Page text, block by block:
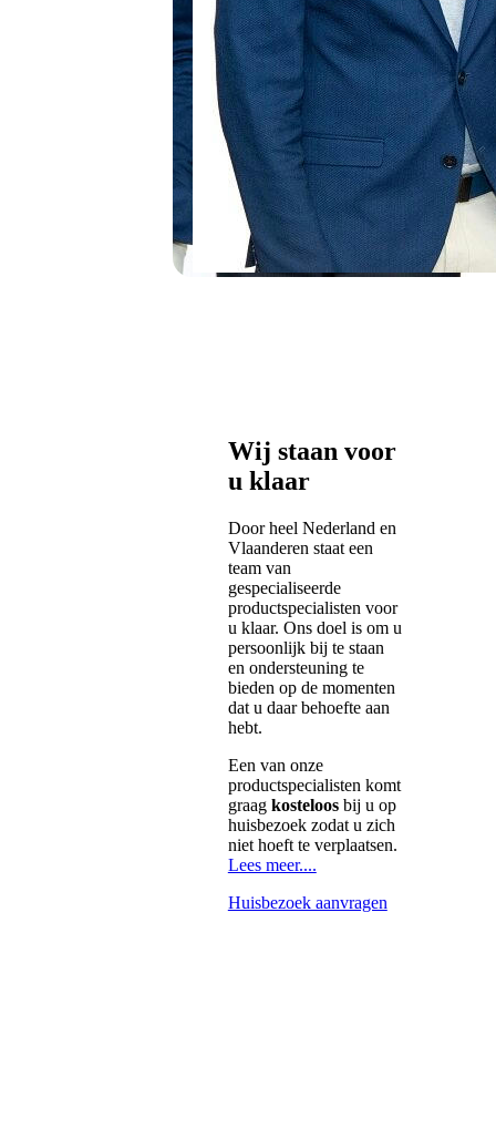
Wij staan voor
u klaar
Door heel Nederland en
Vlaanderen staat een
team van
gespecialiseerde
productspecialisten voor
u klaar. Ons doel is om u
persoonlijk bij te staan
en ondersteuning te
bieden op de momenten
dat u daar behoefte aan
hebt.
Een van onze
productspecialisten komt
graag kosteloos bij u op
huisbezoek zodat u zich
niet hoeft te verplaatsen.
Lees meer....
Huisbezoek aanvragen